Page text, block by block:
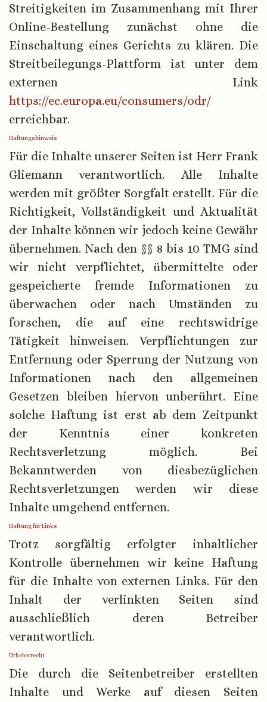
Streitigkeiten im Zusammenhang mit Ihrer
Online-Bestellung zunächst ohne die
Einschaltung eines Gerichts zu klären. Die
Streitbeilegungs-Plattform ist unter dem
externen Link
https://ec.europa.eu/consumers/odr/
erreichbar.
Haftungshinweis
Für die Inhalte unserer Seiten ist Herr Frank
Gliemann verantwortlich. Alle Inhalte
werden mit größter Sorgfalt erstellt. Für die
Richtigkeit, Vollständigkeit und Aktualität
der Inhalte können wir jedoch keine Gewähr
übernehmen. Nach den §§ 8 bis 10 TMG sind
wir nicht verpflichtet, übermittelte oder
gespeicherte fremde Informationen zu
überwachen oder nach Umständen zu
forschen, die auf eine rechtswidrige
Tätigkeit hinweisen. Verpflichtungen zur
Entfernung oder Sperrung der Nutzung von
Informationen nach den allgemeinen
Gesetzen bleiben hiervon unberührt. Eine
solche Haftung ist erst ab dem Zeitpunkt
der Kenntnis einer konkreten
Rechtsverletzung möglich. Bei
Bekanntwerden von diesbezüglichen
Rechtsverletzungen werden wir diese
Inhalte umgehend entfernen.
Haftung für Links
Trotz sorgfältig erfolgter inhaltlicher
Kontrolle übernehmen wir keine Haftung
für die Inhalte von externen Links. Für den
Inhalt der verlinkten Seiten sind
ausschließlich deren Betreiber
verantwortlich.
Urheberrecht
Die durch die Seitenbetreiber erstellten
Inhalte und Werke auf diesen Seiten